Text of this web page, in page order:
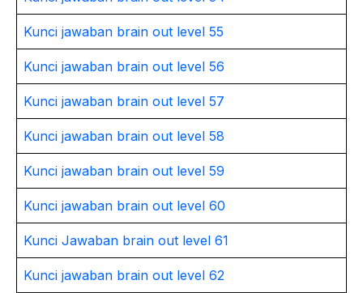
Kunci jawaban brain out level 55
Kunci jawaban brain out level 56
Kunci jawaban brain out level 57
Kunci jawaban brain out level 58
Kunci jawaban brain out level 59
Kunci jawaban brain out level 60
Kunci Jawaban brain out level 61
Kunci jawaban brain out level 62